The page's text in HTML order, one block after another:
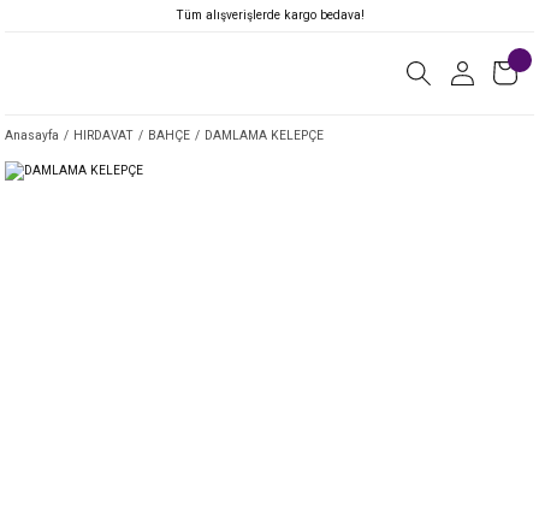
Tüm alışverişlerde kargo bedava!
Anasayfa HIRDAVAT BAHÇE DAMLAMA KELEPÇE